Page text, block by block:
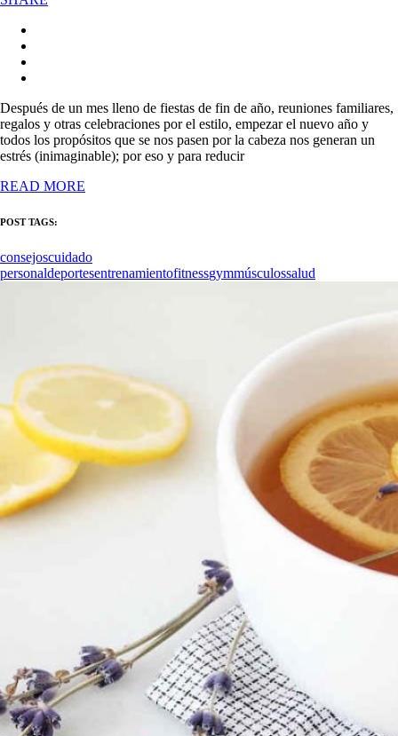
Después de un mes lleno de fiestas de fin de año, reuniones familiares,
regalos y otras celebraciones por el estilo, empezar el nuevo año y
todos los propósitos que se nos pasen por la cabeza nos generan un
estrés (inimaginable); por eso y para reducir
READ MORE
POST TAGS:
consejoscuidado
personaldeportesentrenamientofitnessgymmúsculossalud